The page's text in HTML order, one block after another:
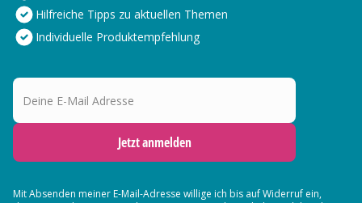
Hilfreiche Tipps zu aktuellen Themen
Individuelle Produktempfehlung
Deine E-Mail Adresse
Jetzt anmelden
Mit Absenden meiner E-Mail-Adresse willige ich bis auf Widerruf ein,